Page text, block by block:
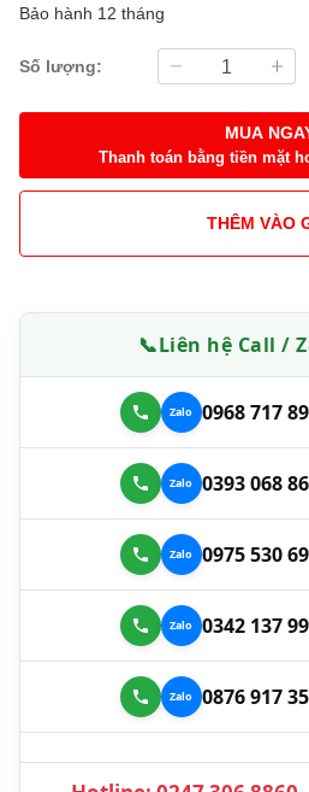
Bảo hành 12 tháng
Số lượng:
MUA
Thanh toán bằng tiền mặt
THÊM VÀO
📞Liên hệ Call /
0968 717
0393 068
0975 530
0342 137
0876 917